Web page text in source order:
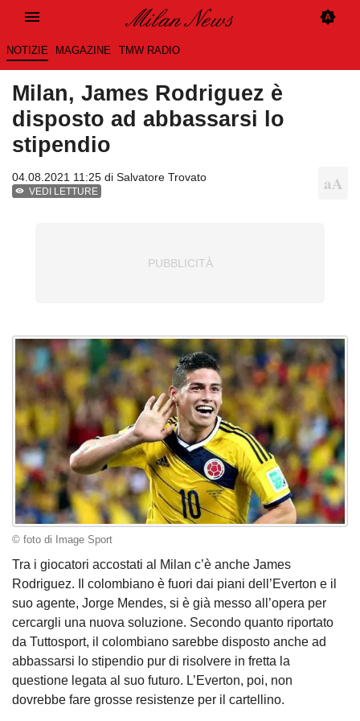
NOTIZIE MAGAZINE TMW RADIO
Milan, James Rodriguez è
disposto ad abbassarsi lo
stipendio
04.08.2021 11:25 di Salvatore Trovato
VEDI LETTURE
© foto di Image Sport
Tra i giocatori accostati al Milan c’è anche James
Rodriguez. Il colombiano è fuori dai piani dell’Everton e il
suo agente, Jorge Mendes, si è già messo all’opera per
cercargli una nuova soluzione. Secondo quanto riportato
da Tuttosport, il colombiano sarebbe disposto anche ad
abbassarsi lo stipendio pur di risolvere in fretta la
questione legata al suo futuro. L’Everton, poi, non
dovrebbe fare grosse resistenze per il cartellino.